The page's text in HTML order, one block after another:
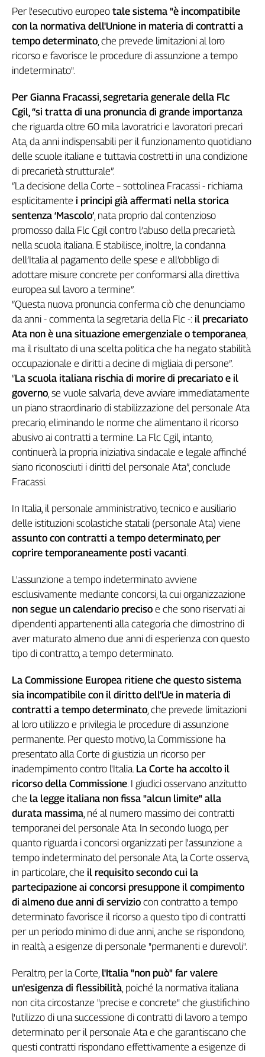
Genova,
della
ragione
120
Cgil
Collettiva
Academy
Collettiva
Play
Rubriche
Collettiva
Talk
settimana
Collettiva
Girasoli
Il
Sassolino
Linea
Economica
Tech
It
Easy
Inserti
Idea
InFlai
Le
trasmissioni
tv
in
Progress
L'Italia
nel
Territori
Abruzzo-
Molise
Alto
Adige
Calabria
Campania
Emilia-
Romagna
Friuli
Venezia
Giulia
Lazio
Liguria
Lombardia
Marche
Piemonte
Puglia
Sardegna
Sicilia
Toscana
Trentino
Umbria
Valle
Veneto
Archivio
Storico
1955-
2014
Per l'esecutivo europeo tale sistema "è incompatibile
con la normativa dell'Unione in materia di contratti a
tempo determinato, che prevede limitazioni al loro
ricorso e favorisce le procedure di assunzione a tempo
indeterminato".
Per Gianna Fracassi, segretaria generale della Flc
Cgil, “si tratta di una pronuncia di grande importanza
che riguarda oltre 60 mila lavoratrici e lavoratori precari
Ata, da anni indispensabili per il funzionamento quotidiano
delle scuole italiane e tuttavia costretti in una condizione
di precarietà strutturale”.
“La decisione della Corte – sottolinea Fracassi - richiama
esplicitamente i principi già affermati nella storica
sentenza ‘Mascolo’, nata proprio dal contenzioso
promosso dalla Flc Cgil contro l’abuso della precarietà
nella scuola italiana. E stabilisce, inoltre, la condanna
dell’Italia al pagamento delle spese e all’obbligo di
adottare misure concrete per conformarsi alla direttiva
europea sul lavoro a termine”.
“Questa nuova pronuncia conferma ciò che denunciamo
da anni - commenta la segretaria della Flc -: il precariato
Ata non è una situazione emergenziale o temporanea,
ma il risultato di una scelta politica che ha negato stabilità
occupazionale e diritti a decine di migliaia di persone”.
“La scuola italiana rischia di morire di precariato e il
governo, se vuole salvarla, deve avviare immediatamente
un piano straordinario di stabilizzazione del personale Ata
precario, eliminando le norme che alimentano il ricorso
abusivo ai contratti a termine. La Flc Cgil, intanto,
continuerà la propria iniziativa sindacale e legale affinché
siano riconosciuti i diritti del personale Ata”, conclude
Fracassi.
In Italia, il personale amministrativo, tecnico e ausiliario
delle istituzioni scolastiche statali (personale Ata) viene
assunto con contratti a tempo determinato, per
coprire temporaneamente posti vacanti.
L'assunzione a tempo indeterminato avviene
esclusivamente mediante concorsi, la cui organizzazione
non segue un calendario preciso e che sono riservati ai
dipendenti appartenenti alla categoria che dimostrino di
aver maturato almeno due anni di esperienza con questo
tipo di contratto, a tempo determinato.
La Commissione Europea ritiene che questo sistema
sia incompatibile con il diritto dell'Ue in materia di
contratti a tempo determinato, che prevede limitazioni
al loro utilizzo e privilegia le procedure di assunzione
permanente. Per questo motivo, la Commissione ha
presentato alla Corte di giustizia un ricorso per
inadempimento contro l'Italia. La Corte ha accolto il
ricorso della Commissione. I giudici osservano anzitutto
che la legge italiana non fissa "alcun limite" alla
durata massima, né al numero massimo dei contratti
temporanei del personale Ata. In secondo luogo, per
quanto riguarda i concorsi organizzati per l'assunzione a
tempo indeterminato del personale Ata, la Corte osserva,
in particolare, che il requisito secondo cui la
partecipazione ai concorsi presuppone il compimento
di almeno due anni di servizio con contratto a tempo
determinato favorisce il ricorso a questo tipo di contratti
per un periodo minimo di due anni, anche se rispondono,
in realtà, a esigenze di personale "permanenti e durevoli".
Peraltro, per la Corte, l'Italia "non può" far valere
un'esigenza di flessibilità, poiché la normativa italiana
non cita circostanze "precise e concrete" che giustifichino
l'utilizzo di una successione di contratti di lavoro a tempo
determinato per il personale Ata e che garantiscano che
questi contratti rispondano effettivamente a esigenze di